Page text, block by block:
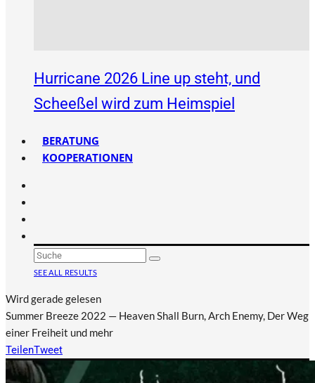
Hurricane 2026 Line up steht, und
Scheeßel wird zum Heimspiel
BERATUNG
KOOPERATIONEN
SEE ALL RESULTS
Wird gerade gelesen
Summer Breeze 2022 — Heaven Shall Burn, Arch Enemy, Der Weg
einer Freiheit und mehr
TeilenTweet